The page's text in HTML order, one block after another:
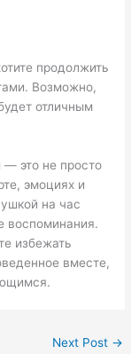
продолжить
Возможно,
отличным
— это не просто
эмоциях и
на час
воспоминания.
избежать
вместе,
Next Post →